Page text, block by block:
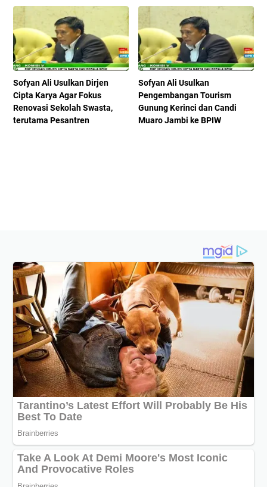
Sofyan Ali Usulkan Dirjen
Cipta Karya Agar Fokus
Renovasi Sekolah Swasta,
terutama Pesantren
Sofyan Ali Usulkan
Pengembangan Tourism
Gunung Kerinci dan Candi
Muaro Jambi ke BPIW